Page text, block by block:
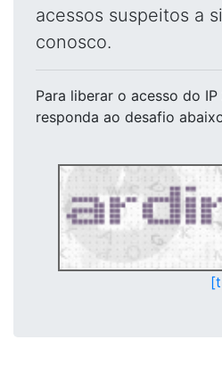
acessos suspeitos a
conosco.
Para liberar o acesso do IP
responda ao desafio